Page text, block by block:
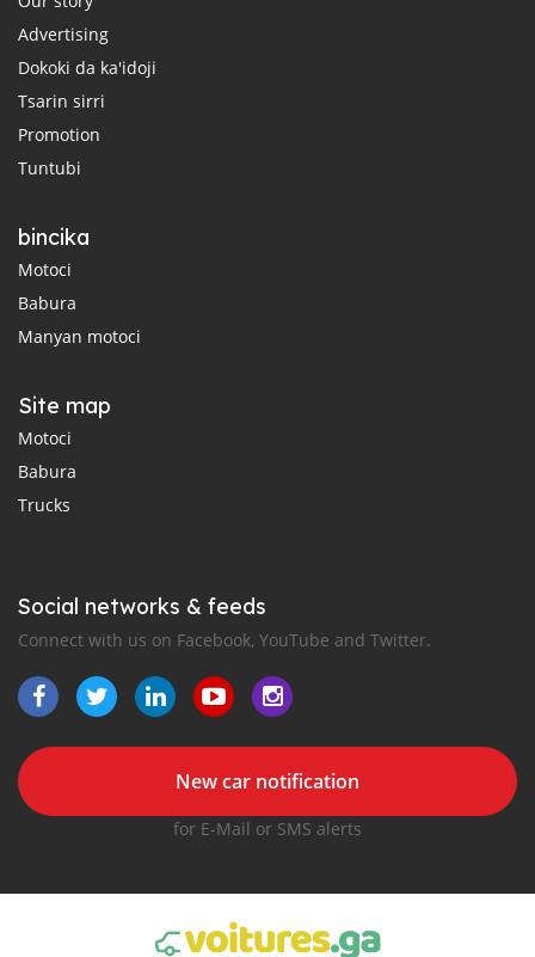
Advertising
Dokoki da ka'idoji
Tsarin sirri
Promotion
Tuntubi
bincika
Motoci
Babura
Manyan motoci
Site map
Motoci
Babura
Trucks
Social networks & feeds
Connect with us on Facebook, YouTube and Twitter.
New car notification
for E-Mail or SMS alerts